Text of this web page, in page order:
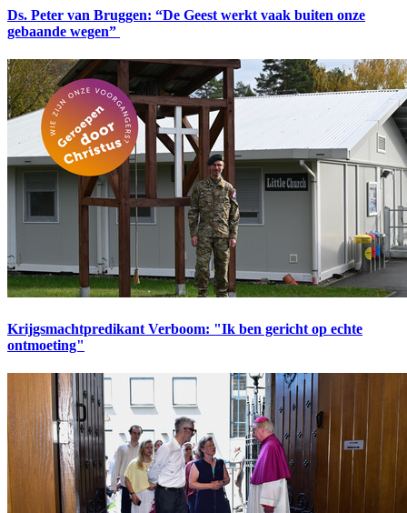
Ds. Peter van Bruggen: “De Geest werkt vaak buiten onze
gebaande wegen”
Krijgsmachtpredikant Verboom: "Ik ben gericht op echte
ontmoeting"